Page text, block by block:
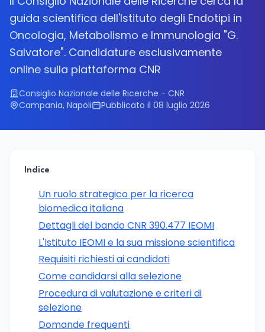
guida scientifica dell'Istituto degli Endotipi in
Oncologia, Metabolismo e Immunologia "G.
Salvatore". Candidature esclusivamente
online sulla piattaforma CNR
Consiglio Nazionale delle Ricerche - CNR
Campania, Napoli
Pubblicato il 08 luglio 2026
Indice
Un ruolo strategico per la ricerca
biomedica italiana
Dettagli del bando CNR 390.477 IEOMI
L'Istituto IEOMI e la sua missione scientifica
Requisiti richiesti ai candidati
Come candidarsi alla selezione
Procedura di valutazione e criteri di
selezione
Domande frequenti